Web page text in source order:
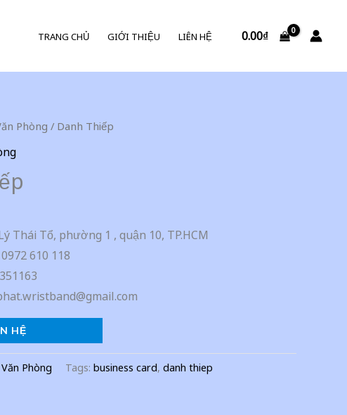
TRANG CHỦ GIỚI THIỆU LIÊN HỆ 0.00₫
Phòng / Danh Thiếp
Thái Tổ, phường 1 , quận 10, TP.HCM
0972 610 118
HỆ
Phòng Tags: business card, danh thiep